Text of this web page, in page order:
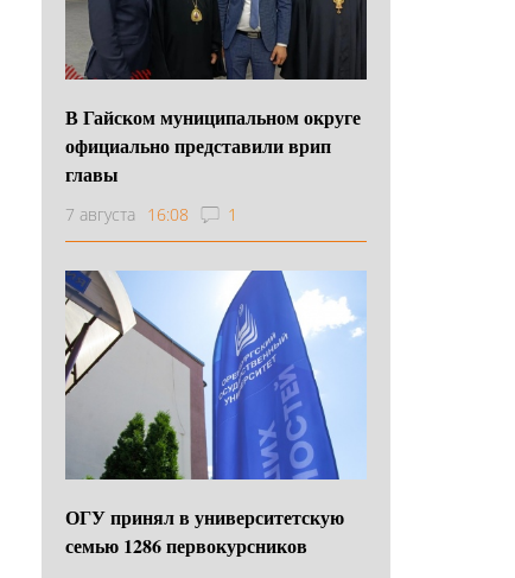
В Гайском муниципальном округе
официально представили врип
главы
7 августа 16:08 1
ОГУ принял в университетскую
семью 1286 первокурсников